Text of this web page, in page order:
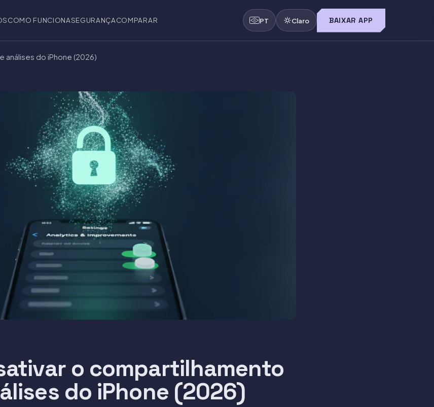
COMO FUNCIONASEGURANÇACOMPARAR PT Claro BAIXAR APP
do iPhone (2026)
o compartilhamento
do iPhone (2026)